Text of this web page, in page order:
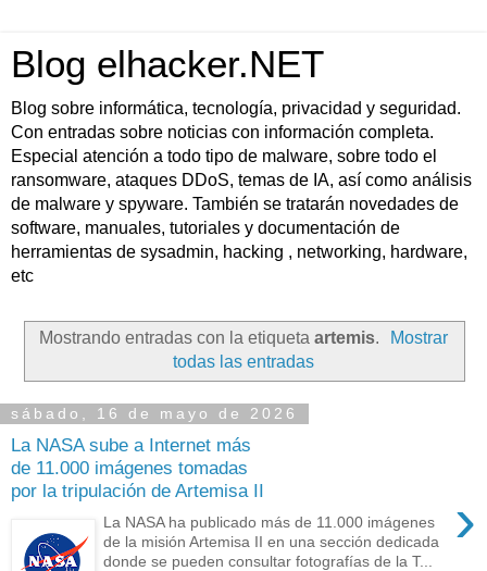
Blog elhacker.NET
Blog sobre informática, tecnología, privacidad y seguridad.
Con entradas sobre noticias con información completa.
Especial atención a todo tipo de malware, sobre todo el
ransomware, ataques DDoS, temas de IA, así como análisis
de malware y spyware. También se tratarán novedades de
software, manuales, tutoriales y documentación de
herramientas de sysadmin, hacking , networking, hardware,
etc
Mostrando entradas con la etiqueta artemis.
Mostrar
todas las entradas
sábado, 16 de mayo de 2026
La NASA sube a Internet más
de 11.000 imágenes tomadas
por la tripulación de Artemisa II
›
La NASA ha publicado más de 11.000 imágenes
de la misión Artemisa II en una sección dedicada
donde se pueden consultar fotografías de la T...